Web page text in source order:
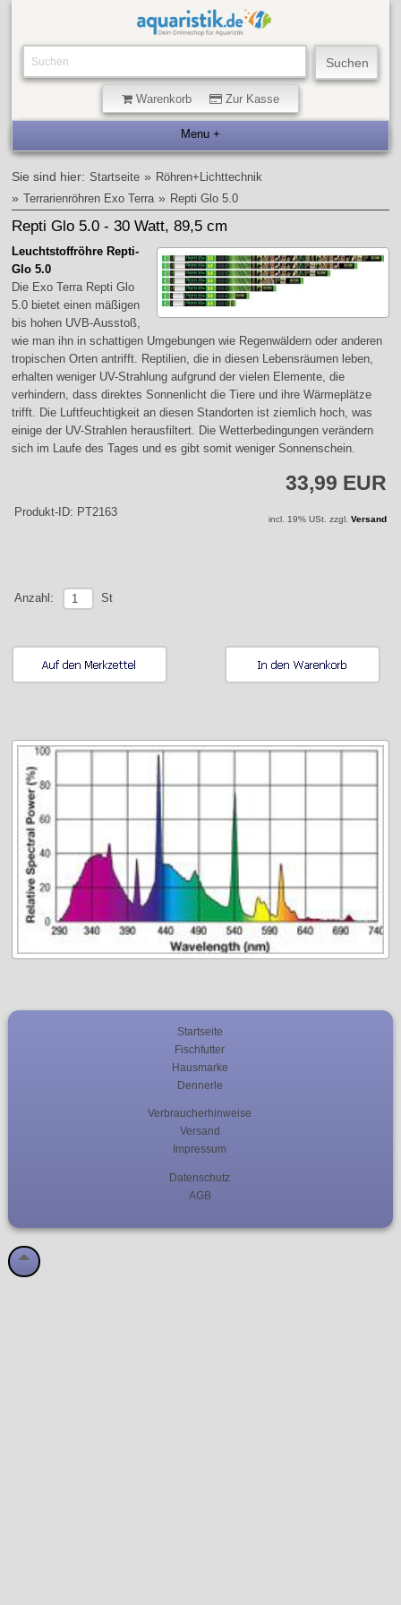
Warenkorb Zur Kasse
Sie sind hier: Startseite » Röhren+Lichttechnik
» Terrarienröhren Exo Terra » Repti Glo 5.0
Repti Glo 5.0 - 30 Watt, 89,5 cm
Leuchtstoffröhre Repti-
Glo 5.0
Die Exo Terra Repti Glo
5.0 bietet einen mäßigen
bis hohen UVB-Ausstoß,
wie man ihn in schattigen Umgebungen wie Regenwäldern oder anderen
tropischen Orten antrifft. Reptilien, die in diesen Lebensräumen leben,
erhalten weniger UV-Strahlung aufgrund der vielen Elemente, die
verhindern, dass direktes Sonnenlicht die Tiere und ihre Wärmeplätze
trifft. Die Luftfeuchtigkeit an diesen Standorten ist ziemlich hoch, was
einige der UV-Strahlen herausfiltert. Die Wetterbedingungen verändern
sich im Laufe des Tages und es gibt somit weniger Sonnenschein.
33,99 EUR
Produkt-ID: PT2163
incl. 19% USt. zzgl. Versand
Anzahl: St
Startseite
Fischfutter
Hausmarke
Dennerle
Verbraucherhinweise
Versand
Impressum
Datenschutz
AGB